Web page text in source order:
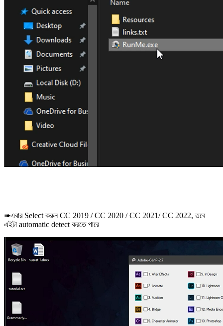
➠এবার Select করুন CC 2019 / CC 2020 / CC 2021/ CC 2022, তবে
এইটা automatic detect করতে পারে